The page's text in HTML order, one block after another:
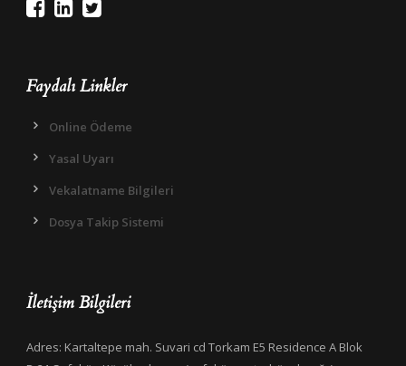
Faydalı Linkler
Online Ödeme
Yasal Uyarı
Vekalatname Bilgileri
Dosya Takip Sistemi
İletişim Bilgileri
Adres: Kartaltepe mah. Suvari cd Torkam E5 Residence A Blok